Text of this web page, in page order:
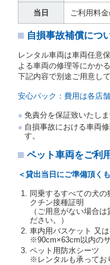
運転者の氏名、住
写しを添付するた
人に対し、借受人
といいます。）の
の写しの提出を求
受人は、自己が運
の運転免許証を提
交通局長通達「
旅第138号 平成
注２）運転免許
される運転免許
９条別記様式第
す。
当社は、貸渡契約
に対し、運転免許
提示を求め、及び
あります。
当社は、貸渡契約
人及び運転者と連
を求めます。
当日 ご利用料
自損事故補償につ
レンタル車両は車両任意
よる車両の修理等にかか
下記内容で別途ご用意し
安心パック：費用は各店
免責分を保証致いたしま
自損事故における車両
す。
ペット車両をご利
＜貸出当日にご準備頂く
同乗するすべての犬
クチン接種証明
（ご用意がない場合
ださい。）
車内用バスケット 又
※90cm×63cm以内の
ペット用防水シーツ
※レンタルも承ってお